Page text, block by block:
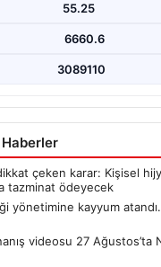
55.25
6660.6
3089110
dikkat çeken karar: Kişisel
tazminat ödeyecek
yönetimine kayyum
videosu 27 Ağustos’ta